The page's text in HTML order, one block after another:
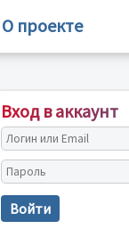
О проекте
Вход в аккаунт
Войти